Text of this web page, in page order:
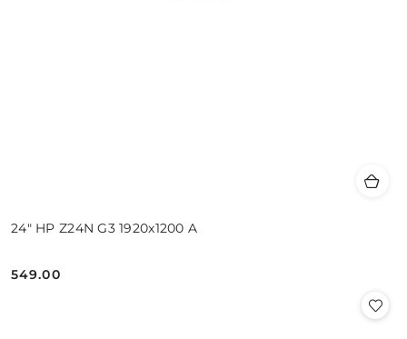
24" HP Z24N G3 1920x1200 A
Cena:
549.00